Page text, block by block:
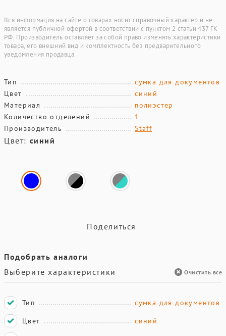
Вся информация на сайте о товарах носит справочный характер и не
является публичной офертой в соответствии с пунктом 2 статьи 437 ГК
РФ. Производитель оставляет за собой право изменять характеристики
товара, его внешний вид и комплектность без предварительного
уведомления продавца.
Тип
сумка для документов
Цвет
синий
Материал
полиэстер
Количество отделений
1
Производитель
Staff
Цвет: синий
Поделиться
Подобрать аналоги
Выберите характеристики
Очистить все
Тип
сумка для документов
Цвет
синий